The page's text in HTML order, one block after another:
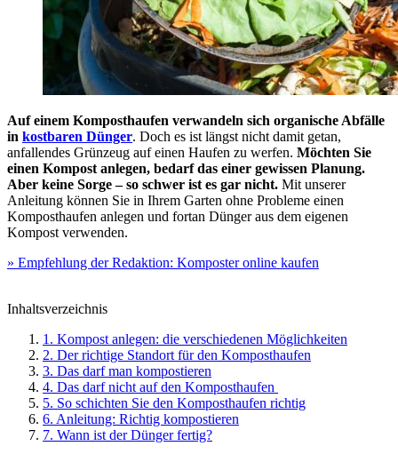
Auf einem Komposthaufen verwandeln sich organische Abfälle
in kostbaren Dünger. Doch es ist längst nicht damit getan,
anfallendes Grünzeug auf einen Haufen zu werfen. Möchten Sie
einen Kompost anlegen, bedarf das einer gewissen Planung.
Aber keine Sorge – so schwer ist es gar nicht. Mit unserer
Anleitung können Sie in Ihrem Garten ohne Probleme einen
Komposthaufen anlegen und fortan Dünger aus dem eigenen
Kompost verwenden.
» Empfehlung der Redaktion: Komposter online kaufen
Inhaltsverzeichnis
1. Kompost anlegen: die verschiedenen Möglichkeiten
2. Der richtige Standort für den Komposthaufen
3. Das darf man kompostieren
4. Das darf nicht auf den Komposthaufen
5. So schichten Sie den Komposthaufen richtig
6. Anleitung: Richtig kompostieren
7. Wann ist der Dünger fertig?